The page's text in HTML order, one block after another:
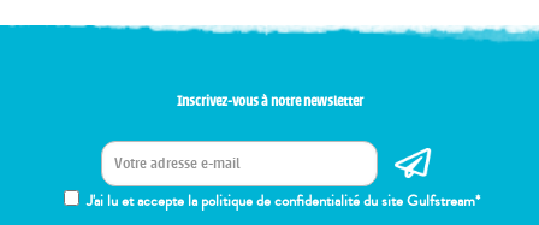
Inscrivez-vous à notre newsletter
J'ai lu et accepte la politique de confidentialité du site Gulfstream*